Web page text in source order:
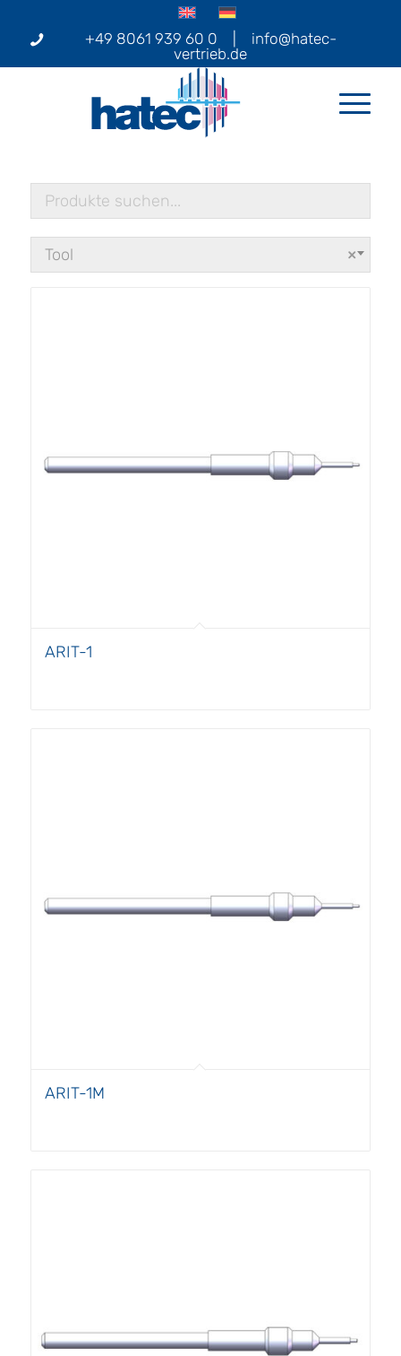
+49 8061 939 60 0
info@hatec-
vertrieb.de
×
Tool
ARIT-1
ARIT-1M